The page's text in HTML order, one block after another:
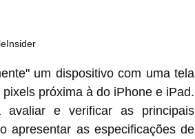
um dispositivo com uma tela
próxima à do iPhone e iPad.
avaliar e verificar as principais
apresentar as especificações de